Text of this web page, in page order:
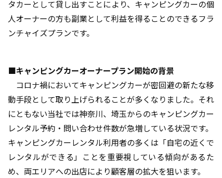
タカーとして貸し出すことにより、キャンピングカーの個
人オーナーの方も副業として利益を得ることのできるフラ
ンチャイズプランです。
■キャンピングカーオーナープラン開始の背景
コロナ禍においてキャンピングカーが密回避の新たな移
動手段として取り上げられることが多くなりました。それ
にともない当社では神奈川、埼玉からのキャンピングカー
レンタル予約・問い合わせ件数が急増している状況です。
キャンピングカーレンタル利用者の多くは「自宅の近くで
レンタルができる」ことを重要視している傾向があるた
め、両エリアへの出店により顧客層の拡大を狙います。